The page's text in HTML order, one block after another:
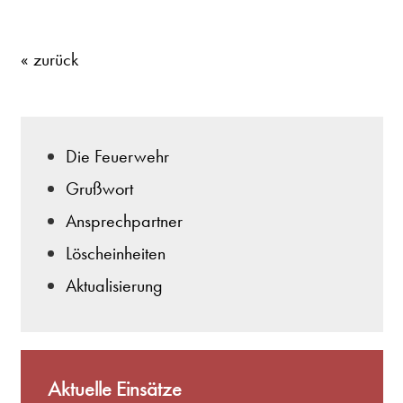
« zurück
Die Feuerwehr
Grußwort
Ansprechpartner
Löscheinheiten
Aktualisierung
Aktuelle Einsätze